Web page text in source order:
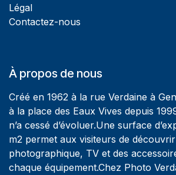
Légal
Contactez-nous
À propos de nous
Créé en 1962 à la rue Verdaine à
à la place des Eaux Vives depuis
n’a cessé d’évoluer.Une surface
m2 permet aux visiteurs de
photographique, TV et des
chaque équipement.Chez Photo